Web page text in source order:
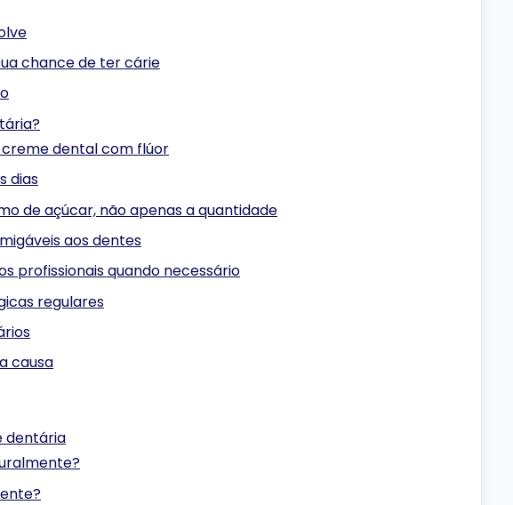
chance de ter cárie
creme dental com flúor
dias
de açúcar, não apenas a quantidade
aos dentes
profissionais quando necessário
regulares
causa
dentária